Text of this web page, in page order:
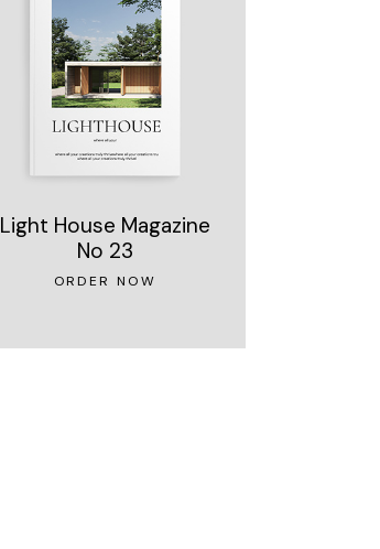
Light House Magazine
No 23
ORDER NOW